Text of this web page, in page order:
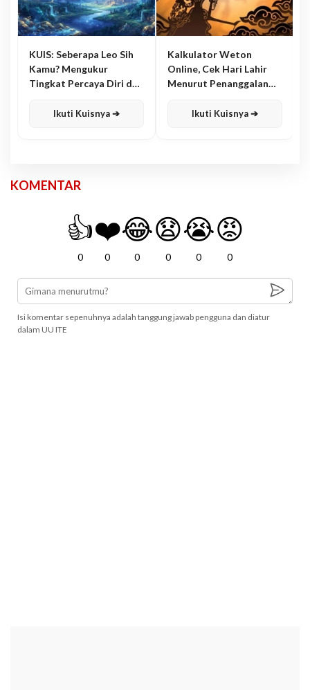
KUIS: Seberapa Leo Sih
Kamu? Mengukur
Tingkat Percaya Diri dan
Ikuti Kuisnya ➔
Kalkulator Weton
Online, Cek Hari Lahir
Menurut Penanggalan
Ikuti Kuisnya ➔
KOMENTAR
👍
0
❤️
0
😂
0
😧
0
😭
0
😡
0
Isi komentar sepenuhnya adalah tanggung jawab pengguna dan diatur
dalam UU ITE